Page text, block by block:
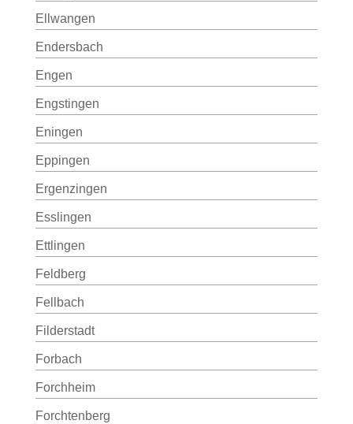
Ellwangen
Endersbach
Engen
Engstingen
Eningen
Eppingen
Ergenzingen
Esslingen
Ettlingen
Feldberg
Fellbach
Filderstadt
Forbach
Forchheim
Forchtenberg